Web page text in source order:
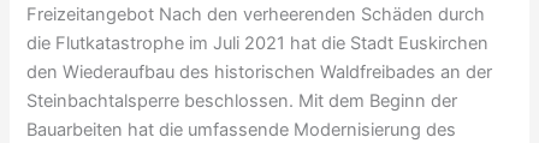
Freizeitangebot Nach den verheerenden Schäden durch
die Flutkatastrophe im Juli 2021 hat die Stadt Euskirchen
den Wiederaufbau des historischen Waldfreibades an der
Steinbachtalsperre beschlossen. Mit dem Beginn der
Bauarbeiten hat die umfassende Modernisierung des